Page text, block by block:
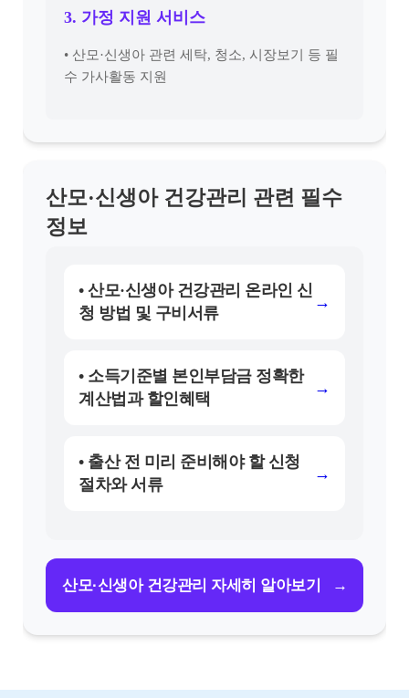
3. 가정 지원 서비스
• 산모·신생아 관련 세탁, 청소, 시장보기 등 필
수 가사활동 지원
산모·신생아 건강관리 관련 필수
정보
• 산모·신생아 건강관리 온라인 신
청 방법 및 구비서류
→
• 소득기준별 본인부담금 정확한
계산법과 할인혜택
→
• 출산 전 미리 준비해야 할 신청
절차와 서류
→
산모·신생아 건강관리 자세히 알아보기 →